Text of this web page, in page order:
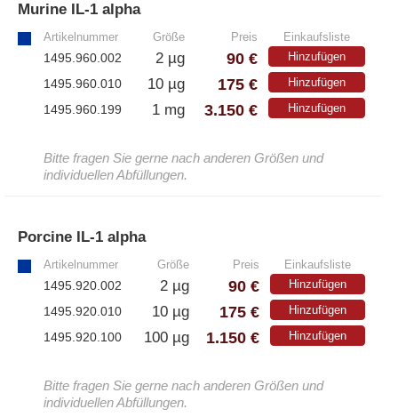
– Kostenlose Muster
Diaclone
– Antikörper
Antikörper
– Alle Antikörper
– Anti-murine
– Anti-rat
– Monoclonale Antikörper
Murine IL-1 alpha
Artikelnummer Größe Preis Einkaufsliste
1495.960.002 2 µg 90 € Hinzufügen
1495.960.010 10 µg 175 € Hinzufügen
1495.960.199 1 mg 3.150 € Hinzufügen
Bitte fragen Sie gerne nach anderen Größen und
individuellen Abfüllungen.
Porcine IL-1 alpha
Artikelnummer Größe Preis Einkaufsliste
1495.920.002 2 µg 90 € Hinzufügen
1495.920.010 10 µg 175 € Hinzufügen
1495.920.100 100 µg 1.150 € Hinzufügen
Bitte fragen Sie gerne nach anderen Größen und
individuellen Abfüllungen.